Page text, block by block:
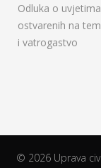
Odluka o
ostvarenih na
i vatrogastvo
© 2026 Uprava